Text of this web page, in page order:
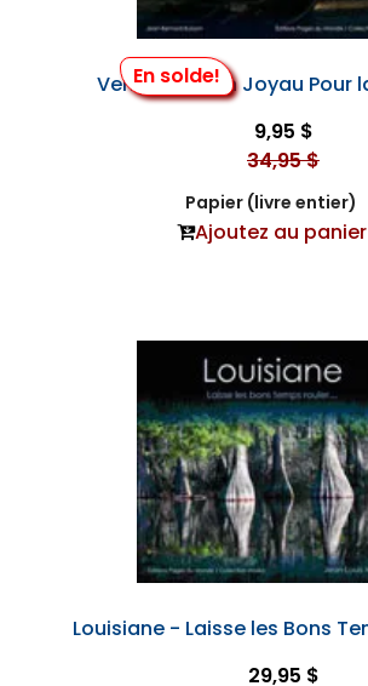
En solde!
Venezuela : un Joyau Pour
9,95 $
34,95 $
Papier (livre entier)
Ajoutez au panier
Louisiane - Laisse les Bons
29,95 $